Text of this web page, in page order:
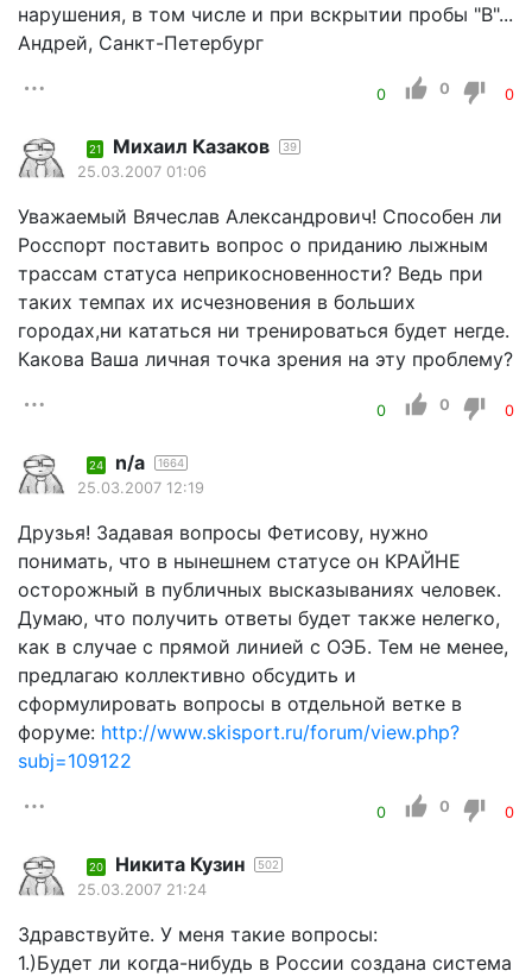
нарушения, в том числе и при вскрытии пробы "В"...
Андрей, Санкт-Петербург
0 0 0
21 Михаил Казаков 39
25.03.2007 01:06
Уважаемый Вячеслав Александрович! Способен ли
Росспорт поставить вопрос о приданию лыжным
трассам статуса неприкосновенности? Ведь при
таких темпах их исчезновения в больших
городах,ни кататься ни тренироваться будет негде.
Какова Ваша личная точка зрения на эту проблему?
0 0 0
24 n/a 1664
25.03.2007 12:19
Друзья! Задавая вопросы Фетисову, нужно
понимать, что в нынешнем статусе он КРАЙНЕ
осторожный в публичных высказываниях человек.
Думаю, что получить ответы будет также нелегко,
как в случае с прямой линией с ОЭБ. Тем не менее,
предлагаю коллективно обсудить и
сформулировать вопросы в отдельной ветке в
форуме: http://www.skisport.ru/forum/view.php?
subj=109122
0 0 0
20 Никита Кузин 502
25.03.2007 21:24
Здравствуйте. У меня такие вопросы:
1.)Будет ли когда-нибудь в России создана система